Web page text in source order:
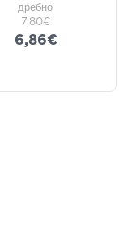
дребно
7,80€
6,86€